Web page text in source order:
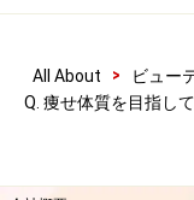
All About > ビュー
Q. 痩せ体質を目指し